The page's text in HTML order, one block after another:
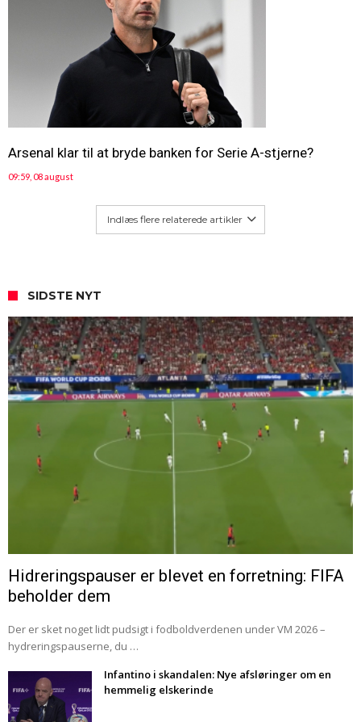
Arsenal klar til at bryde banken for Serie A-stjerne?
09:59, 08 august
Indlæs flere relaterede artikler
SIDSTE NYT
Hidreringspauser er blevet en forretning: FIFA
beholder dem
Der er sket noget lidt pudsigt i fodboldverdenen under VM 2026 –
hydreringspauserne, du …
Infantino i skandalen: Nye afsløringer om en
hemmelig elskerinde